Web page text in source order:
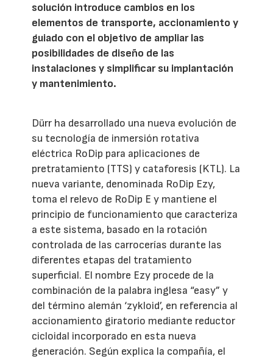
solución introduce cambios en los
elementos de transporte, accionamiento y
guiado con el objetivo de ampliar las
posibilidades de diseño de las
instalaciones y simplificar su implantación
y mantenimiento.
Dürr ha desarrollado una nueva evolución de
su tecnología de inmersión rotativa
eléctrica RoDip para aplicaciones de
pretratamiento (TTS) y cataforesis (KTL). La
nueva variante, denominada RoDip Ezy,
toma el relevo de RoDip E y mantiene el
principio de funcionamiento que caracteriza
a este sistema, basado en la rotación
controlada de las carrocerías durante las
diferentes etapas del tratamiento
superficial. El nombre Ezy procede de la
combinación de la palabra inglesa “easy” y
del término alemán ‘zykloid’, en referencia al
accionamiento giratorio mediante reductor
cicloidal incorporado en esta nueva
generación. Según explica la compañía, el